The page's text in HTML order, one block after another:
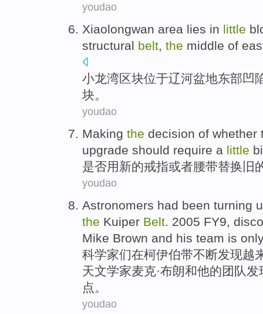
youdao
Xiaolongwan area lies in little
structural belt, the middle of
小龙湾区块位于辽河盆地东部凹
块。
youdao
Making the decision of whether
upgrade should require a little
是否用新的戒指或者腰带替换 旧
youdao
Astronomers had been turning
the Kuiper Belt . 2005 FY9
Mike Brown and his team is
科学家们在柯伊伯带不断发现越
天文学家麦克·布朗和他的团队 发
点 。
youdao